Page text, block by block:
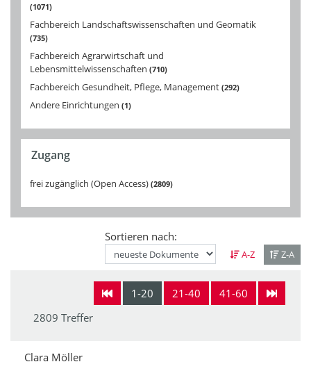
1071
Fachbereich Landschaftswissenschaften und Geomatik
735
Fachbereich Agrarwirtschaft und
Lebensmittelwissenschaften 710
Fachbereich Gesundheit, Pflege, Management 292
Andere Einrichtungen 1
Zugang
frei zugänglich (Open Access) 2809
Sortieren nach:
A-Z Z-A
1-20 21-40
41-60
2809 Treffer
Clara Möller